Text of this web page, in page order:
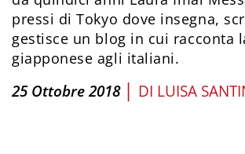
pressi di Tokyo dove insegna,
gestisce un blog in cui racconta
giapponese agli italiani.
25 Ottobre 2018 | DI LUISA